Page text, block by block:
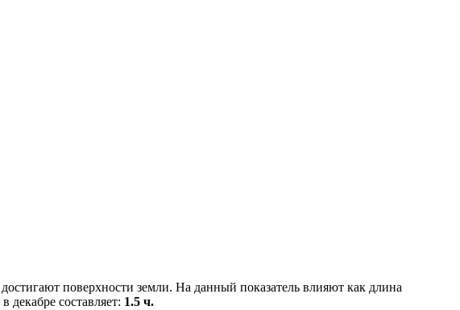
поверхности земли. На данный показатель влияют как длина
декабре составляет: 1.5 ч.